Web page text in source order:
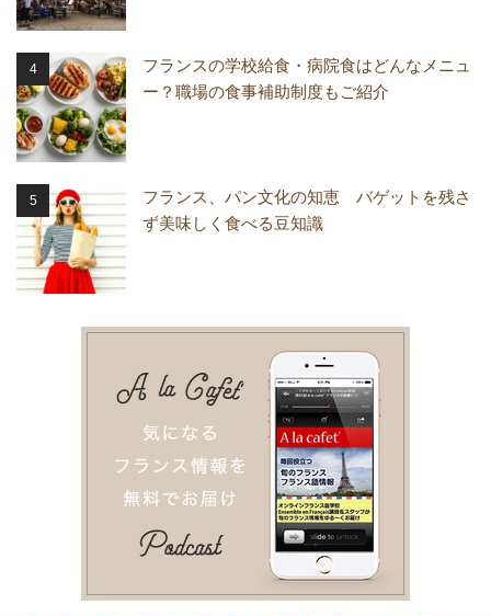
フランスの学校給食・病院食はどんなメニュ
ー？職場の食事補助制度もご紹介
フランス、パン文化の知恵 バゲットを残さ
ず美味しく食べる豆知識